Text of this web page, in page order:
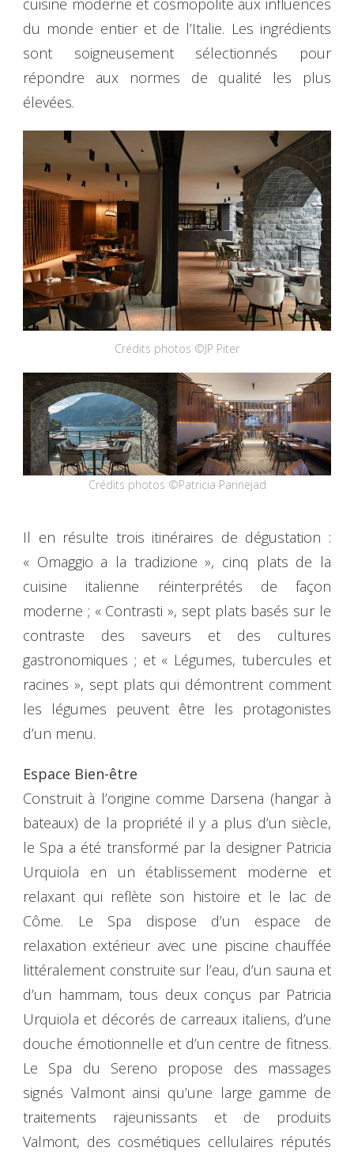
du monde entier et de l’Italie. Les ingrédients
sont soigneusement sélectionnés pour
répondre aux normes de qualité les plus
élevées.
Crédits photos ©JP Piter
Crédits photos ©Patricia Parinejad
Il en résulte trois itinéraires de dégustation :
« Omaggio a la tradizione », cinq plats de la
cuisine italienne réinterprétés de façon
moderne ; « Contrasti », sept plats basés sur le
contraste des saveurs et des cultures
gastronomiques ; et « Légumes, tubercules et
racines », sept plats qui démontrent comment
les légumes peuvent être les protagonistes
d’un menu.
Espace Bien-être
Construit à l’origine comme Darsena (hangar à
bateaux) de la propriété il y a plus d’un siècle,
le Spa a été transformé par la designer Patricia
Urquiola en un établissement moderne et
relaxant qui reflète son histoire et le lac de
Côme. Le Spa dispose d’un espace de
relaxation extérieur avec une piscine chauffée
littéralement construite sur l’eau, d’un sauna et
d’un hammam, tous deux conçus par Patricia
Urquiola et décorés de carreaux italiens, d’une
douche émotionnelle et d’un centre de fitness.
Le Spa du Sereno propose des massages
signés Valmont ainsi qu’une large gamme de
traitements rajeunissants et de produits
Valmont, des cosmétiques cellulaires réputés